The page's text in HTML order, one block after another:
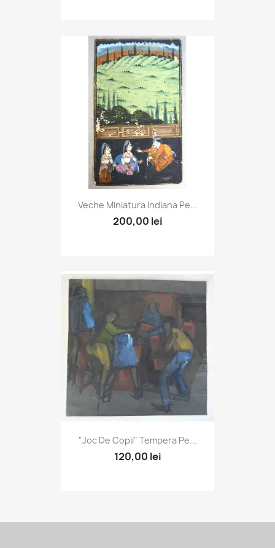
Veche Miniatura Indiana Pe...
200,00 lei
"Joc De Copii" Tempera Pe...
120,00 lei